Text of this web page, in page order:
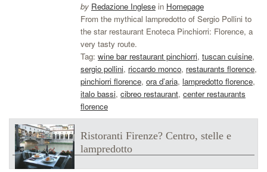
by Redazione Inglese in Homepage
From the mythical lampredotto of Sergio Pollini to
the star restaurant Enoteca Pinchiorri: Florence, a
very tasty route.
Tag: wine bar restaurant pinchiorri, tuscan cuisine,
sergio pollini, riccardo monco, restaurants florence,
pinchiorri florence, ora d’aria, lampredotto florence,
italo bassi, cibreo restaurant, center restaurants
florence
Ristoranti Firenze? Centro, stelle e
lampredotto